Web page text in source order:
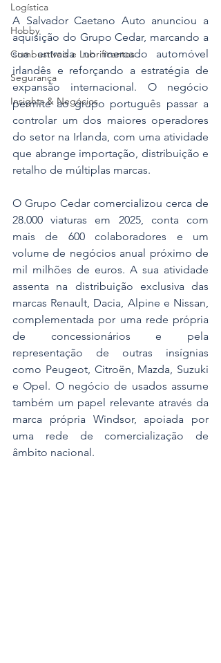
Logística
Hobby
Combustíveis e Lubrificantes
Segurança
Insights & Negócios
A Salvador Caetano Auto anunciou a
aquisição do Grupo Cedar, marcando a
sua entrada no mercado automóvel
irlandês e reforçando a estratégia de
expansão internacional. O negócio
permite ao grupo português passar a
controlar um dos maiores operadores
do setor na Irlanda, com uma atividade
que abrange importação, distribuição e
retalho de múltiplas marcas.
O Grupo Cedar comercializou cerca de
28.000 viaturas em 2025, conta com
mais de 600 colaboradores e um
volume de negócios anual próximo de
mil milhões de euros. A sua atividade
assenta na distribuição exclusiva das
marcas Renault, Dacia, Alpine e Nissan,
complementada por uma rede própria
de concessionários e pela
representação de outras insígnias
como Peugeot, Citroën, Mazda, Suzuki
e Opel. O negócio de usados assume
também um papel relevante através da
marca própria Windsor, apoiada por
uma rede de comercialização de
âmbito nacional.